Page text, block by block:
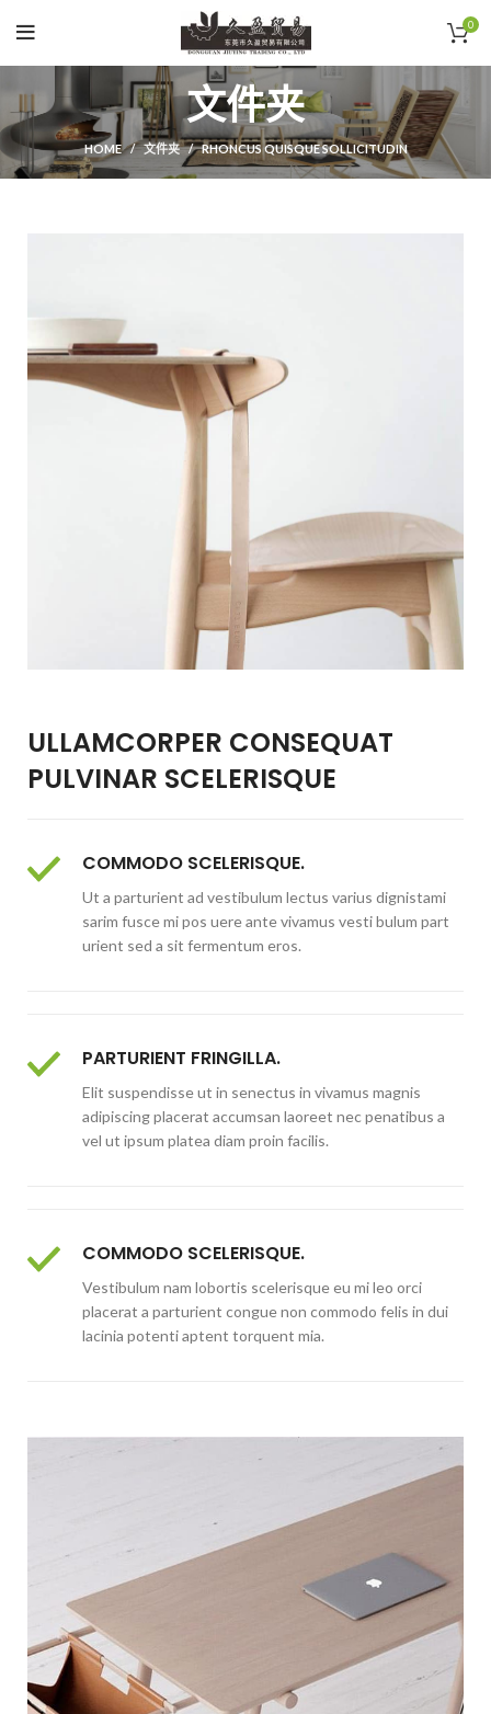
0
文件夹
HOME 文件夹 RHONCUS QUISQUE SOLLICITUDIN
ULLAMCORPER CONSEQUAT
PULVINAR SCELERISQUE
COMMODO SCELERISQUE.
Ut a parturient ad vestibulum lectus varius dignistami
sarim fusce mi pos uere ante vivamus vesti bulum part
urient sed a sit fermentum eros.
PARTURIENT FRINGILLA.
Elit suspendisse ut in senectus in vivamus magnis
adipiscing placerat accumsan laoreet nec penatibus a
vel ut ipsum platea diam proin facilis.
COMMODO SCELERISQUE.
Vestibulum nam lobortis scelerisque eu mi leo orci
placerat a parturient congue non commodo felis in dui
lacinia potenti aptent torquent mia.